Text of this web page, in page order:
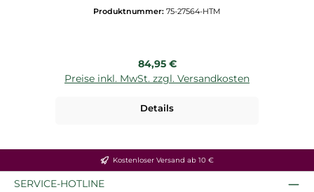
Produktnummer: 75-27564-HTM
Regulärer Preis:
84,95 €
Preise inkl. MwSt. zzgl. Versandkosten
Details
Kostenloser Versand ab 10 €
SERVICE-HOTLINE